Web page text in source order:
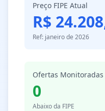
Preço FIPE Atual
R$
Ref: janeiro de 2026
Ofertas Monitoradas
0
Abaixo da FIPE